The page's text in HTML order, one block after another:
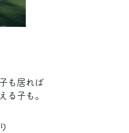
も居れば
る子も。